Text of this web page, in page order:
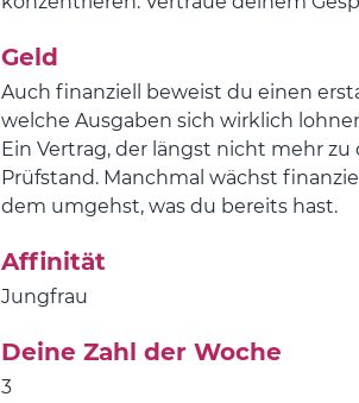
Geld
Auch finanziell beweist du einen
welche Ausgaben sich wirklich
Ein Vertrag, der längst nicht mehr
Prüfstand. Manchmal wächst
dem umgehst, was du bereits hast.
Affinität
Jungfrau
Deine Zahl der Woche
3